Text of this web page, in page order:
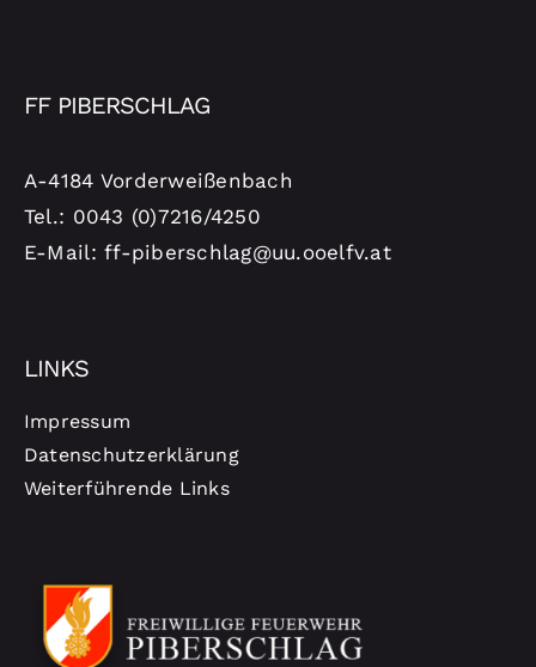
FF PIBERSCHLAG
A-4184 Vorderweißenbach
Tel.: 0043 (0)7216/4250
E-Mail: ff-piberschlag@uu.ooelfv.at
LINKS
Impressum
Datenschutzerklärung
Weiterführende Links